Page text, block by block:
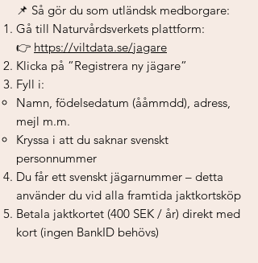
📌 Så gör du som utländsk medborgare:
Gå till Naturvårdsverkets plattform:
👉 https://viltdata.se/jagare
Klicka på ”Registrera ny jägare”
Fyll i:
Namn, födelsedatum (ååmmdd), adress,
mejl m.m.
Kryssa i att du saknar svenskt
personnummer
Du får ett svenskt jägarnummer – detta
använder du vid alla framtida jaktkortsköp
Betala jaktkortet (400 SEK / år) direkt med
kort (ingen BankID behövs)